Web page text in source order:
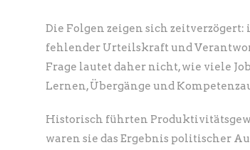
Die Folgen zeigen sich
fehlender Urteilskraft und
Frage lautet daher nicht, wie viele
Lernen, Übergänge und
Historisch führten
waren sie das Ergebnis politischer